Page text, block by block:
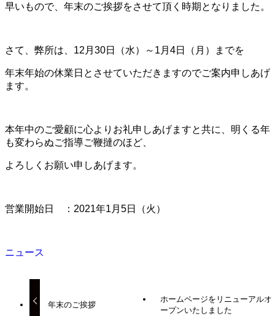
早いもので、年末のご挨拶をさせて頂く時期となりました。
さて、弊所は、12月30日（水）～1月4日（月）までを
年末年始の休業日とさせていただきますのでご案内申しあげ
ます。
本年中のご愛顧に心よりお礼申しあげますと共に、明くる年
も変わらぬご指導ご鞭撻のほど、
よろしくお願い申しあげます。
営業開始日 ：2021年1月5日（火）
ニュース
年末のご挨拶
ホームページをリニューアルオ
ープンいたしました